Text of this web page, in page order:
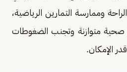
وممارسة التمارين الرياضية،
صحية متوازنة وتجنب الضغوطات
الإمكان.